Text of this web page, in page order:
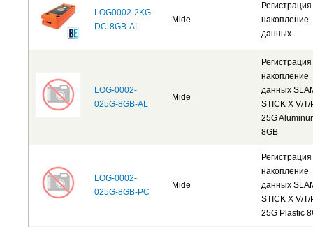
LOG0002-2KG-
DC-8GB-AL
Mide
накопление
данных
LOG-0002-
025G-8GB-AL
Mide
накопление
данных
STICK X V/T/
25G
8GB
LOG-0002-
025G-8GB-PC
Mide
накопление
данных
STICK X V/T/
25G Plastic